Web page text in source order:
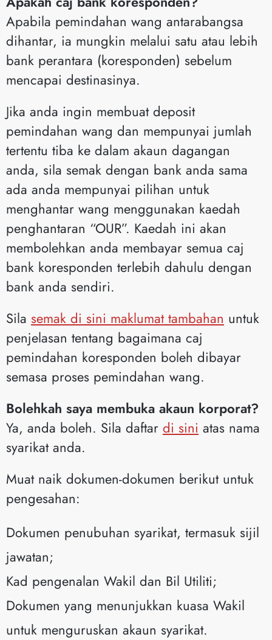
Apabila pemindahan wang antarabangsa
dihantar, ia mungkin melalui satu atau lebih
bank perantara (koresponden) sebelum
mencapai destinasinya.
Jika anda ingin membuat deposit
pemindahan wang dan mempunyai jumlah
tertentu tiba ke dalam akaun dagangan
anda, sila semak dengan bank anda sama
ada anda mempunyai pilihan untuk
menghantar wang menggunakan kaedah
penghantaran “OUR”. Kaedah ini akan
membolehkan anda membayar semua caj
bank koresponden terlebih dahulu dengan
bank anda sendiri.
Sila semak di sini maklumat tambahan untuk
penjelasan tentang bagaimana caj
pemindahan koresponden boleh dibayar
semasa proses pemindahan wang.
Bolehkah saya membuka akaun korporat?
Ya, anda boleh. Sila daftar di sini atas nama
syarikat anda.
Muat naik dokumen-dokumen berikut untuk
pengesahan:
Dokumen penubuhan syarikat, termasuk sijil
jawatan;
Kad pengenalan Wakil dan Bil Utiliti;
Dokumen yang menunjukkan kuasa Wakil
untuk menguruskan akaun syarikat.